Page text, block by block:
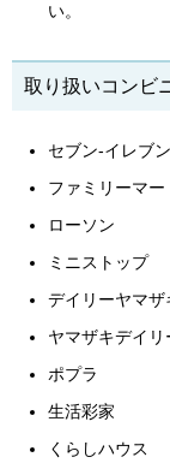
い。
取り扱いコンビ
セブン-イレブン
ファミリーマー
ローソン
ミニストップ
デイリーヤマザ
ヤマザキデイリ
ポプラ
生活彩家
くらしハウス